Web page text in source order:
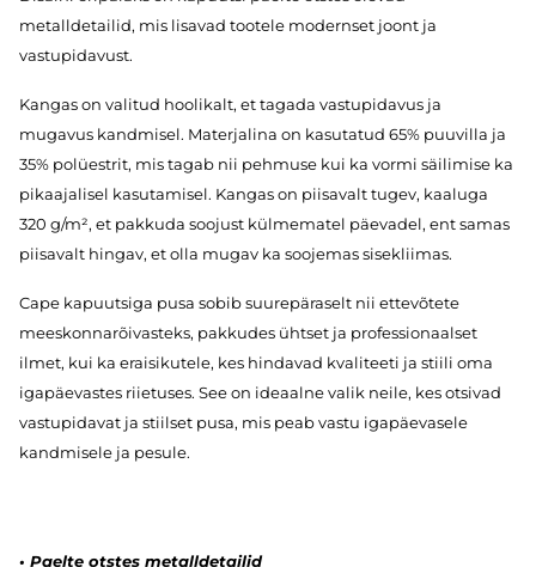
metalldetailid, mis lisavad tootele modernset joont ja
vastupidavust.
Kangas on valitud hoolikalt, et tagada vastupidavus ja
mugavus kandmisel. Materjalina on kasutatud 65% puuvilla ja
35% polüestrit, mis tagab nii pehmuse kui ka vormi säilimise ka
pikaajalisel kasutamisel. Kangas on piisavalt tugev, kaaluga
320 g/m², et pakkuda soojust külmematel päevadel, ent samas
piisavalt hingav, et olla mugav ka soojemas sisekliimas.
Cape kapuutsiga pusa sobib suurepäraselt nii ettevõtete
meeskonnarõivasteks, pakkudes ühtset ja professionaalset
ilmet, kui ka eraisikutele, kes hindavad kvaliteeti ja stiili oma
igapäevastes riietuses. See on ideaalne valik neile, kes otsivad
vastupidavat ja stiilset pusa, mis peab vastu igapäevasele
kandmisele ja pesule.
• Paelte otstes metalldetailid